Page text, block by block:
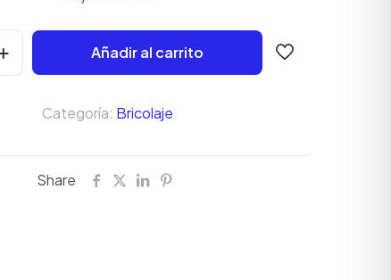
Añadir al carrito
Categoría: Bricolaje
Share